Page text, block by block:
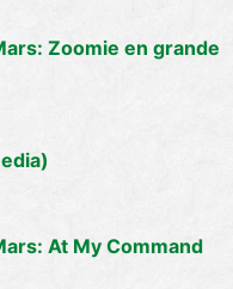
Zoomie en grande
At My Command